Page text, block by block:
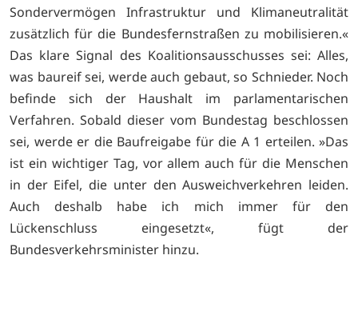
Sondervermögen Infrastruktur und Klimaneutralität
zusätzlich für die Bundesfernstraßen zu mobilisieren.«
Das klare Signal des Koalitionsausschusses sei: Alles,
was baureif sei, werde auch gebaut, so Schnieder. Noch
befinde sich der Haushalt im parlamentarischen
Verfahren. Sobald dieser vom Bundestag beschlossen
sei, werde er die Baufreigabe für die A 1 erteilen. »Das
ist ein wichtiger Tag, vor allem auch für die Menschen
in der Eifel, die unter den Ausweichverkehren leiden.
Auch deshalb habe ich mich immer für den
Lückenschluss eingesetzt«, fügt der
Bundesverkehrsminister hinzu.